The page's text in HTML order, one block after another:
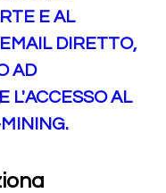
E AL
DIRETTO,
AD
L'ACCESSO AL